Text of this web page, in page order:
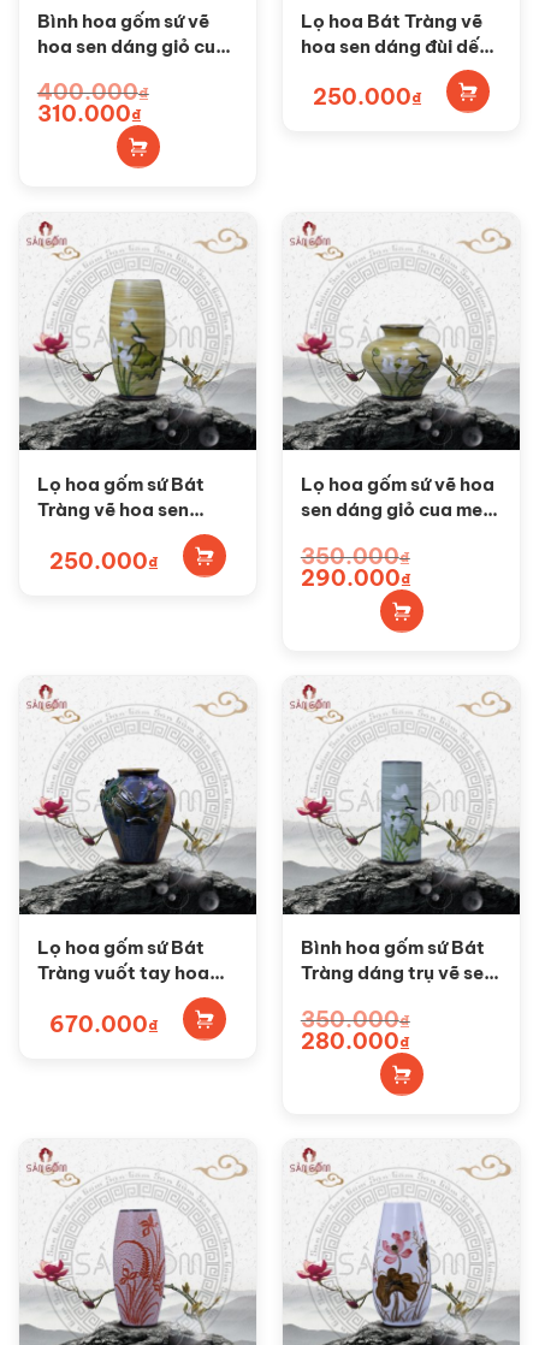
Bình hoa gốm sứ vẽ
hoa sen dáng giỏ cua
400.000₫
Giá
gốc
400.000₫.
310.000₫Giá
hiện
tại
là:
310.000₫.
Lọ hoa Bát Tràng vẽ
hoa sen dáng đùi dế
250.000₫
Lọ hoa gốm sứ Bát
Tràng vẽ hoa sen
dáng bom SG-BH109
250.000₫
Lọ hoa gốm sứ vẽ hoa
sen dáng giỏ cua men
350.000₫
Giá
gốc
350.000₫.
290.000₫Giá
hiện
tại
là:
290.000₫.
Lọ hoa gốm sứ Bát
Tràng vuốt tay hoa
BH107
670.000₫
Bình hoa gốm sứ Bát
Tràng dáng trụ vẽ sen
350.000₫
Giá
gốc
350.000₫.
280.000₫Giá
hiện
tại
là:
280.000₫.